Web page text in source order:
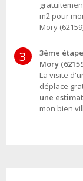
m2 pour
Mory
3
3ème
Mory
La visite
déplace
une
mon bien